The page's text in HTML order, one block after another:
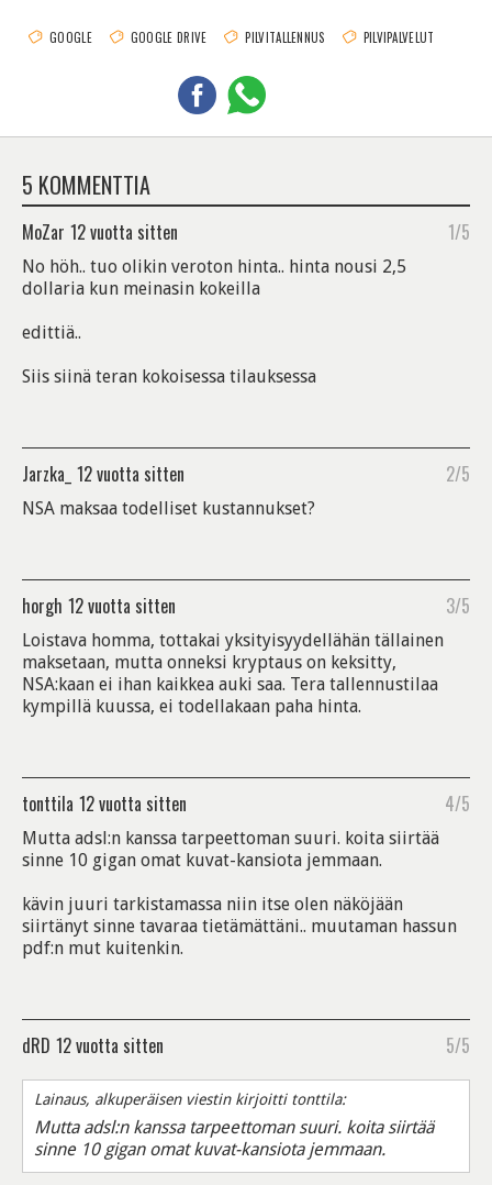
GOOGLE GOOGLE DRIVE PILVITALLENNUS PILVIPALVELUT
5 KOMMENTTIA
MoZar 12 vuotta sitten 1/5
No höh.. tuo olikin veroton hinta.. hinta nousi 2,5
dollaria kun meinasin kokeilla
edittiä..
Siis siinä teran kokoisessa tilauksessa
Jarzka_ 12 vuotta sitten 2/5
NSA maksaa todelliset kustannukset?
horgh 12 vuotta sitten 3/5
Loistava homma, tottakai yksityisyydellähän tällainen
maksetaan, mutta onneksi kryptaus on keksitty,
NSA:kaan ei ihan kaikkea auki saa. Tera tallennustilaa
kympillä kuussa, ei todellakaan paha hinta.
tonttila 12 vuotta sitten 4/5
Mutta adsl:n kanssa tarpeettoman suuri. koita siirtää
sinne 10 gigan omat kuvat-kansiota jemmaan.
kävin juuri tarkistamassa niin itse olen näköjään
siirtänyt sinne tavaraa tietämättäni.. muutaman hassun
pdf:n mut kuitenkin.
dRD 12 vuotta sitten 5/5
Lainaus, alkuperäisen viestin kirjoitti tonttila:
Mutta adsl:n kanssa tarpeettoman suuri. koita siirtää
sinne 10 gigan omat kuvat-kansiota jemmaan.